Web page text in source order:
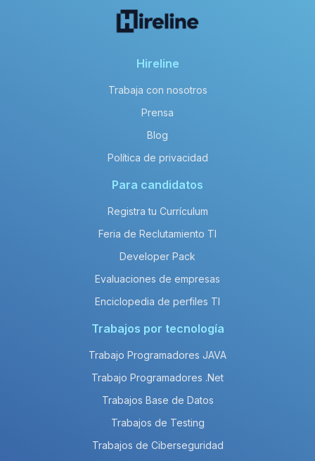
Hireline
Trabaja con nosotros
Prensa
Blog
Política de privacidad
Para candidatos
Registra tu Currículum
Feria de Reclutamiento TI
Developer Pack
Evaluaciones de empresas
Enciclopedia de perfiles TI
Trabajos por tecnología
Trabajo Programadores JAVA
Trabajo Programadores .Net
Trabajos Base de Datos
Trabajos de Testing
Trabajos de Ciberseguridad